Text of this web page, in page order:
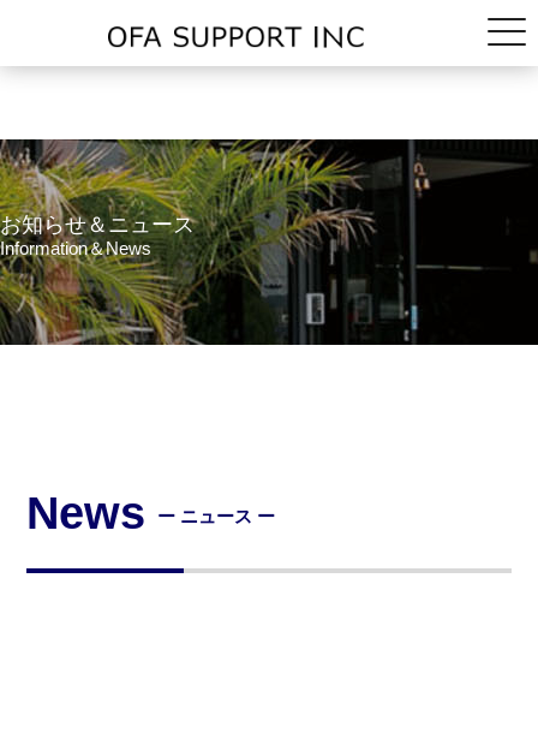
お知らせ＆ニュース
Information＆News
News ー ニュース ー